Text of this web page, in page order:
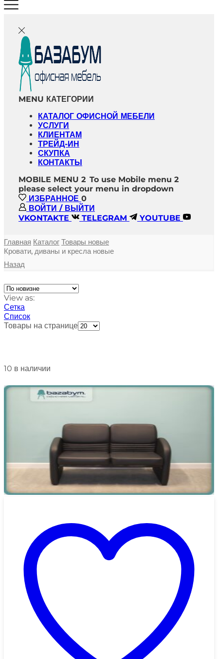
MENU КАТЕГОРИИ
КАТАЛОГ ОФИСНОЙ МЕБЕЛИ
УСЛУГИ
КЛИЕНТАМ
ТРЕЙД-ИН
СКУПКА
КОНТАКТЫ
MOBILE MENU 2 To use Mobile menu 2
please select your menu in dropdown
ИЗБРАННОЕ 0
ВОЙТИ / ВЫЙТИ
VKONTAKTE
TELEGRAM YOUTUBE
Главная Каталог Товары новые
Кровати, диваны и кресла новые
Назад
View as:
Сетка
Список
Товары на странице
10 в наличии